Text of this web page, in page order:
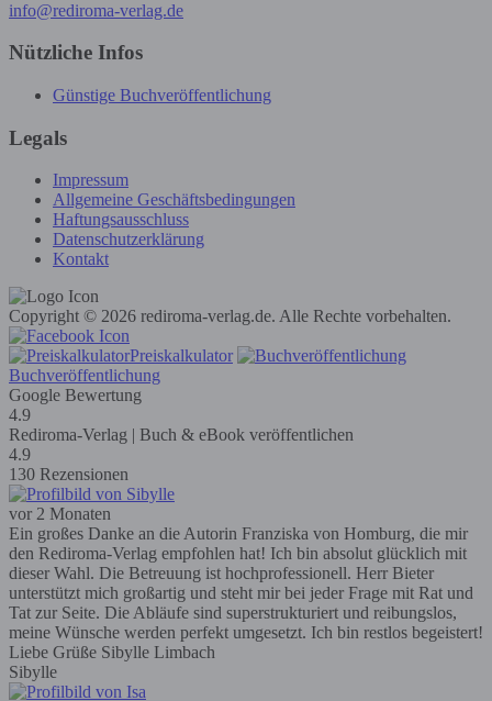
info@rediroma-verlag.de
Nützliche Infos
Günstige Buchveröffentlichung
Legals
Impressum
Allgemeine Geschäftsbedingungen
Haftungsausschluss
Datenschutzerklärung
Kontakt
Copyright © 2026 rediroma-verlag.de. Alle Rechte vorbehalten.
Preiskalkulator
Buchveröffentlichung
Google Bewertung
4.9
Rediroma-Verlag | Buch & eBook veröffentlichen
4.9
130 Rezensionen
vor 2 Monaten
Ein großes Danke an die Autorin Franziska von Homburg, die mir
den Rediroma-Verlag empfohlen hat! Ich bin absolut glücklich mit
dieser Wahl. Die Betreuung ist hochprofessionell. Herr Bieter
unterstützt mich großartig und steht mir bei jeder Frage mit Rat und
Tat zur Seite. Die Abläufe sind superstrukturiert und reibungslos,
meine Wünsche werden perfekt umgesetzt. Ich bin restlos begeistert!
Liebe Grüße Sibylle Limbach
Sibylle